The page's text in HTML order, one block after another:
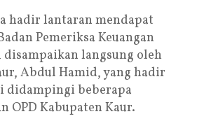
hadir lantaran mendapat
Pemeriksa Keuangan
disampaikan langsung oleh
Abdul Hamid, yang hadir
didampingi beberapa
OPD Kabupaten Kaur.